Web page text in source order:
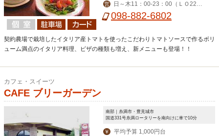
営
日～木11：00-23：00（ＬＯ22：
30） 金・土（LO-23：30）
098-882-6802
契約農場で栽培したイタリア産トマトを使ったこだわりトマトソースで作るボリ
ューム満点のイタリア料理、ピザの種類も増え、新メニューも登場！！
カフェ・スイーツ
CAFE ブリーガーデン
南部｜糸満市・豊見城市
国道331号糸満ロータリーを南向けに車で10分
￥ 平均予算 1,000円台